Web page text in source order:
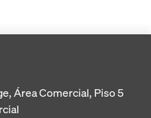
Área Comercial, Piso 5